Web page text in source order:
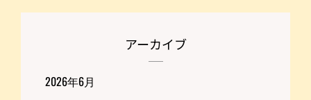
アーカイブ
2026年6月